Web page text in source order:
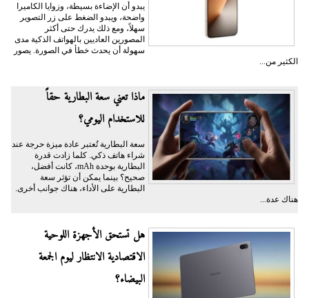
يبدو أن الإضاءة بسيطة، وزوايا الكاميرا
واضحة، ويبدو الضغط على زر التصوير
سهلاً، ومع ذلك يدرك حتى أكثر
المصورين العاديين بالهواتف الذكية مدى
سهولة أن يحدث خطأ في الصورة. يصور
الكثير من...
ماذا تعني سعة البطارية حقاً
للاستخدام اليومي؟
سعة البطارية تُعتبر عادة ميزة حرجة عند
شراء هاتف ذكي. كلما زادت قدرة
البطارية بوحدة mAh، كانت أفضل،
صحيح؟ بينما يمكن أن تؤثر سعة
البطارية على الأداء، هناك جوانب أخرى.
هناك عدة...
هل تستحق الأجهزة اللوحية
الاقتصادية الانتظار ليوم الجمعة
البيضاء؟